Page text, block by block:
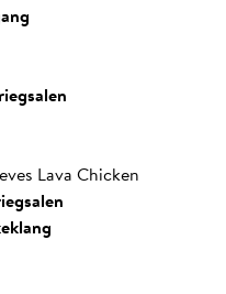
Lava Chicken